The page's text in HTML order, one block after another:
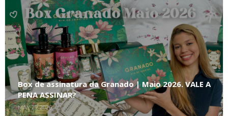
Box de assinatura da Granado | Maio 2026. VALE A
PENA ASSINAR?
MAY 27, 2026